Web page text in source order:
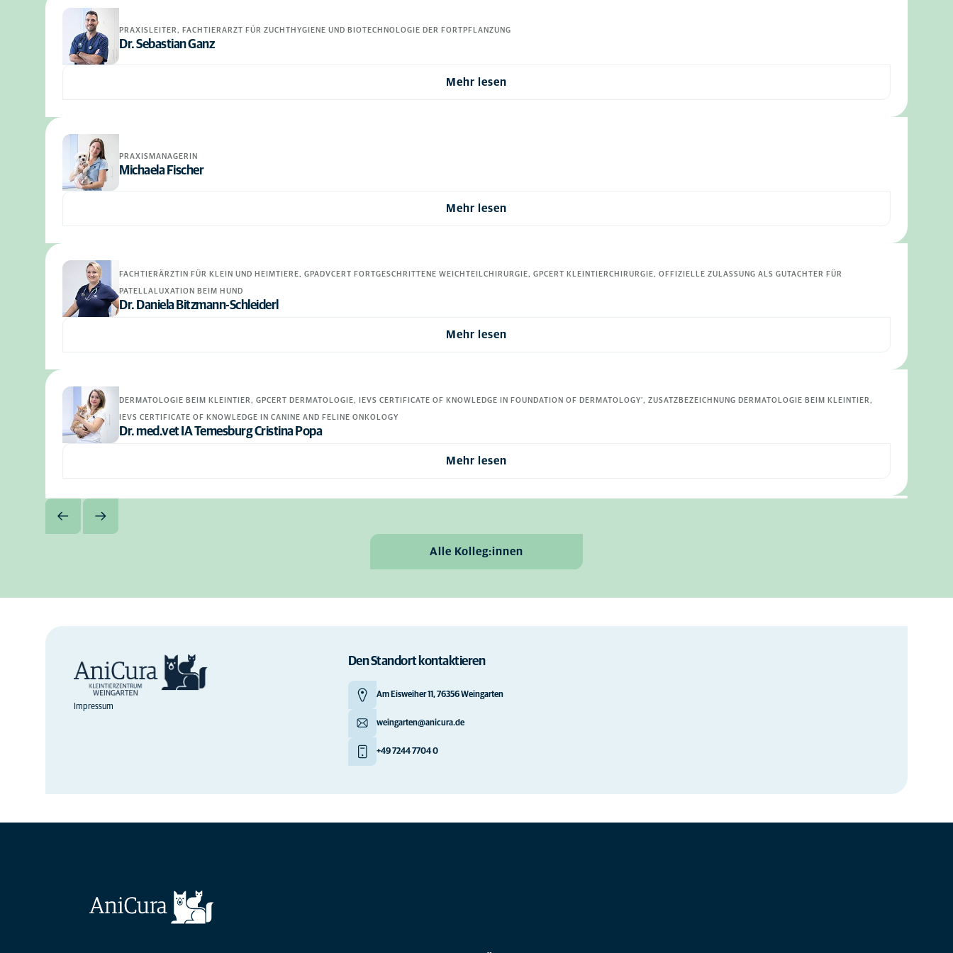
PRAXISLEITER, FACHTIERARZT FÜR ZUCHTHYGIENE UND BIOTECHNOLOGIE DER FORTPFLANZUNG
Dr. Sebastian Ganz
Mehr lesen
PRAXISMANAGERIN
Michaela Fischer
Mehr lesen
FACHTIERÄRZTIN FÜR KLEIN UND HEIMTIERE, GPADVCERT FORTGESCHRITTENE WEICHTEILCHIRURGIE, GPCERT KLEINTIERCHIRURGIE, OFFIZIELLE ZULASSUNG ALS GUTACHTER FÜR
PATELLALUXATION BEIM HUND
Dr. Daniela Bitzmann-Schleiderl
Mehr lesen
DERMATOLOGIE BEIM KLEINTIER, GPCERT DERMATOLOGIE, IEVS CERTIFICATE OF KNOWLEDGE IN FOUNDATION OF DERMATOLOGY‘, ZUSATZBEZEICHNUNG DERMATOLOGIE BEIM KLEINTIER,
IEVS CERTIFICATE OF KNOWLEDGE IN CANINE AND FELINE ONKOLOGY
Dr. med.vet IA Temesburg Cristina Popa
Mehr lesen
Alle Kolleg:innen
Impressum
Den Standort kontaktieren
Am Eisweiher 11, 76356 Weingarten
weingarten@anicura.de
+49 7244 7704 0